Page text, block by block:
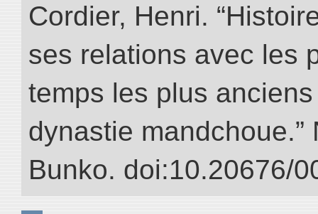
Cordier, Henri.
ses relations avec les
temps les plus
dynastie mandchoue.”
Bunko. doi:10.20676/